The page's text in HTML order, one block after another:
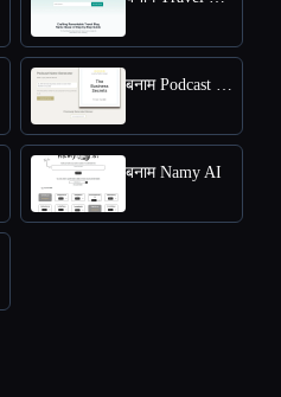
बनाम Podcast Name Generator by Podcast Rocket
बनाम Namy AI